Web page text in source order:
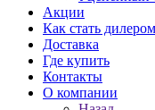
Акции
Как стать дилером
Доставка
Где купить
Контакты
О компании